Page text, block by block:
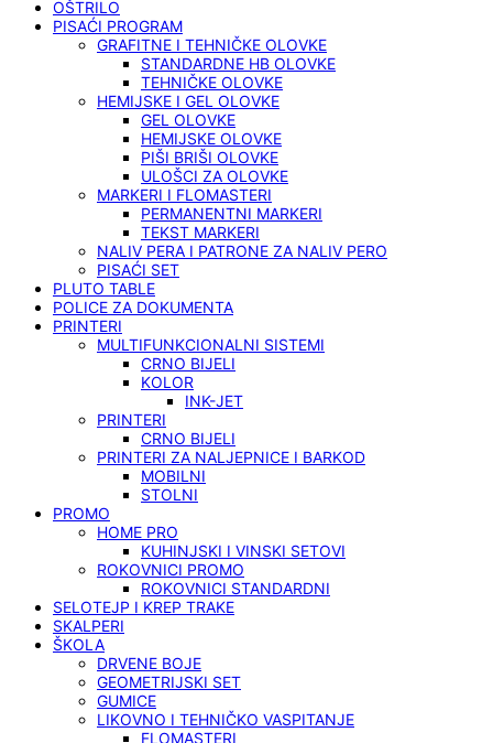
OŠTRILO
PISAĆI PROGRAM
GRAFITNE I TEHNIČKE OLOVKE
STANDARDNE HB OLOVKE
TEHNIČKE OLOVKE
HEMIJSKE I GEL OLOVKE
GEL OLOVKE
HEMIJSKE OLOVKE
PIŠI BRIŠI OLOVKE
ULOŠCI ZA OLOVKE
MARKERI I FLOMASTERI
PERMANENTNI MARKERI
TEKST MARKERI
NALIV PERA I PATRONE ZA NALIV PERO
PISAĆI SET
PLUTO TABLE
POLICE ZA DOKUMENTA
PRINTERI
MULTIFUNKCIONALNI SISTEMI
CRNO BIJELI
KOLOR
INK-JET
PRINTERI
CRNO BIJELI
PRINTERI ZA NALJEPNICE I BARKOD
MOBILNI
STOLNI
PROMO
HOME PRO
KUHINJSKI I VINSKI SETOVI
ROKOVNICI PROMO
ROKOVNICI STANDARDNI
SELOTEJP I KREP TRAKE
SKALPERI
ŠKOLA
DRVENE BOJE
GEOMETRIJSKI SET
GUMICE
LIKOVNO I TEHNIČKO VASPITANJE
FLOMASTERI